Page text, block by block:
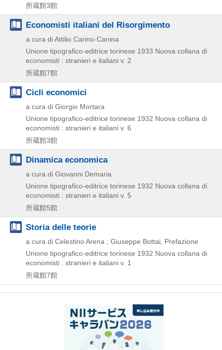
所蔵館3館
Economisti italiani del Risorgimento
a cura di Attilio Carino-Canina
Unione tipografico-editrice torinese 1933 Nuova collana di
economisti : stranieri e italiani v. 2
所蔵館7館
Cicli economici
a cura di Giorgio Mortara
Unione tipografico-editrice torinese 1932 Nuova collana di
economisti : stranieri e italiani v. 6
所蔵館3館
Dinamica economica
a cura di Giovanni Demaria
Unione tipografico-editrice torinese 1932 Nuova collana di
economisti : stranieri e italiani v. 5
所蔵館5館
Storia delle teorie
a cura di Celestino Arena ; Giuseppe Bottai, Prefazione
Unione tipografico-editrice torinese 1932 Nuova collana di
economisti : stranieri e italiani v. 1
所蔵館7館